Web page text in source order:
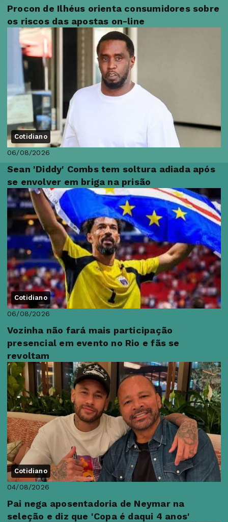
Procon de Ilhéus orienta consumidores sobre
os riscos das apostas on-line
Cotidiano
06/08/2026
Sean 'Diddy' Combs tem soltura adiada após
se envolver em briga na prisão
Cotidiano
06/08/2026
Vozinha não fará mais participação
presencial em evento no Rio e fãs se
revoltam
Cotidiano
04/08/2026
Pai nega aposentadoria de Neymar na
seleção e diz que 'Copa é daqui 4 anos'